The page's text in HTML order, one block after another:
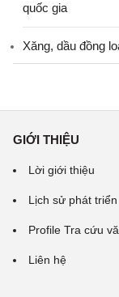
quốc gia
Xăng, dầu đồng
GIỚI THIỆU
Lời giới thiệu
Lịch sử phát triển
Profile Tra cứu
Liên hệ